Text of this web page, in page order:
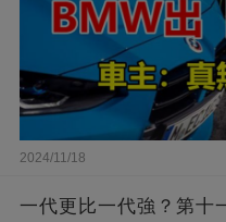
2024/11/18
一代更比一代強？第十